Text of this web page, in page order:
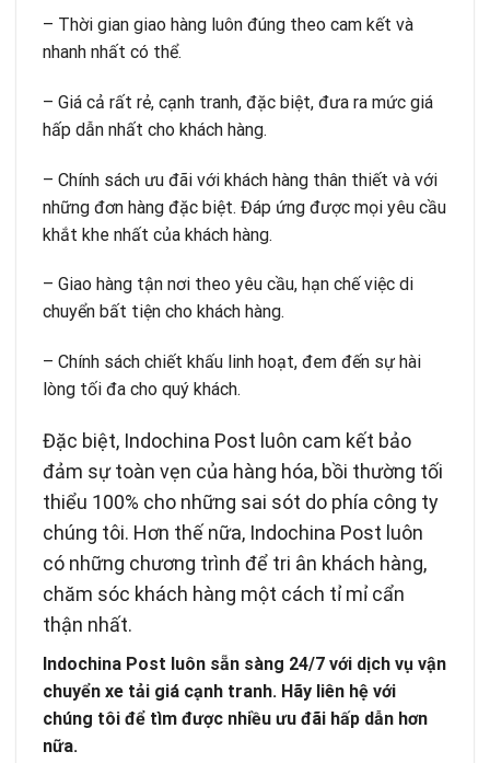
– Thời gian giao hàng luôn đúng theo cam kết và
nhanh nhất có thể.
– Giá cả rất rẻ, cạnh tranh, đặc biệt, đưa ra mức giá
hấp dẫn nhất cho khách hàng.
– Chính sách ưu đãi với khách hàng thân thiết và với
những đơn hàng đặc biệt. Đáp ứng được mọi yêu cầu
khắt khe nhất của khách hàng.
– Giao hàng tận nơi theo yêu cầu, hạn chế việc di
chuyển bất tiện cho khách hàng.
– Chính sách chiết khấu linh hoạt, đem đến sự hài
lòng tối đa cho quý khách.
Đặc biệt, Indochina Post luôn cam kết bảo
đảm sự toàn vẹn của hàng hóa, bồi thường tối
thiểu 100% cho những sai sót do phía công ty
chúng tôi. Hơn thế nữa, Indochina Post luôn
có những chương trình để tri ân khách hàng,
chăm sóc khách hàng một cách tỉ mỉ cẩn
thận nhất.
Indochina Post luôn sẵn sàng 24/7 với dịch vụ vận
chuyển xe tải giá cạnh tranh. Hãy liên hệ với
chúng tôi để tìm được nhiều ưu đãi hấp dẫn hơn
nữa.